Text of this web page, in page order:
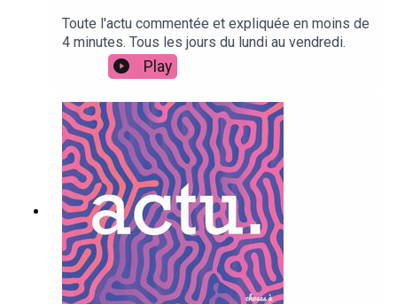
Toute l'actu commentée et expliquée en moins de
4 minutes. Tous les jours du lundi au vendredi.
Play